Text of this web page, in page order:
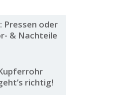
Pressen oder
& Nachteile
richtig!